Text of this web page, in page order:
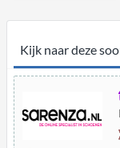
Kijk naar deze